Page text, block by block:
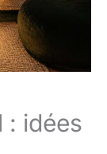
: idées